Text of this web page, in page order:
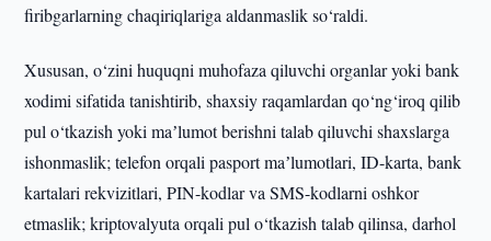
firibgarlarning chaqiriqlariga aldanmaslik so‘raldi.
Xususan, o‘zini huquqni muhofaza qiluvchi organlar yoki bank
xodimi sifatida tanishtirib, shaxsiy raqamlardan qo‘ng‘iroq qilib
pul o‘tkazish yoki maʼlumot berishni talab qiluvchi shaxslarga
ishonmaslik; telefon orqali pasport maʼlumotlari, ID-karta, bank
kartalari rekvizitlari, PIN-kodlar va SMS-kodlarni oshkor
etmaslik; kriptovalyuta orqali pul o‘tkazish talab qilinsa, darhol